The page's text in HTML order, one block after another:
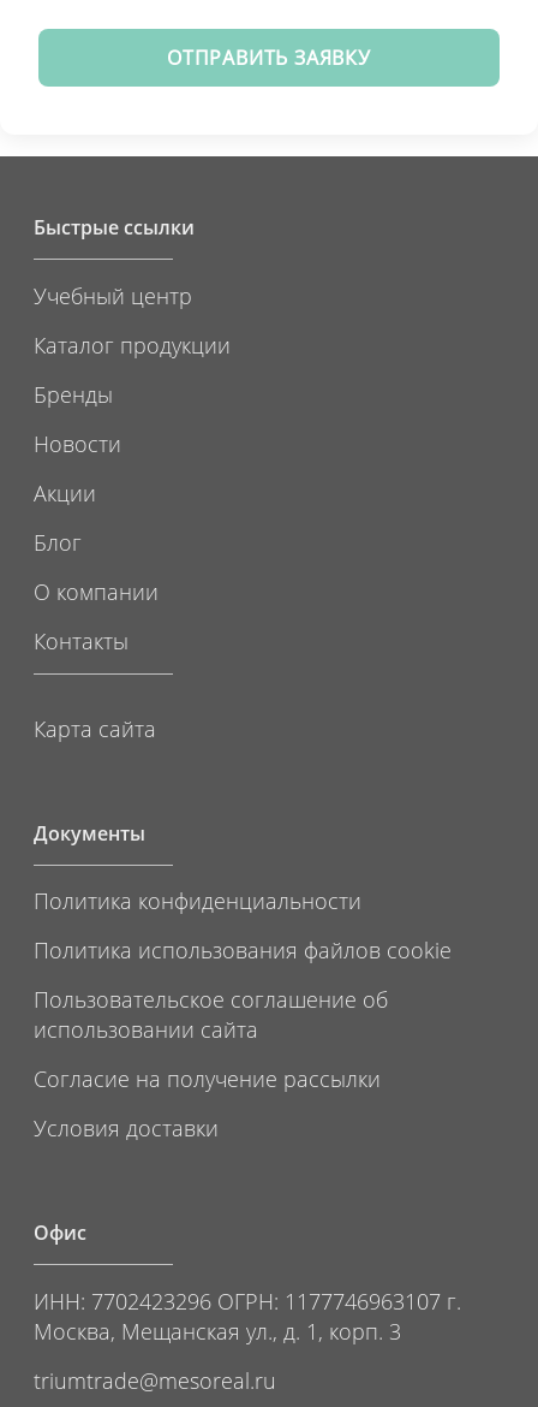
ОТПРАВИТЬ ЗАЯВКУ
Быстрые ссылки
Учебный центр
Каталог продукции
Бренды
Новости
Акции
Блог
О компании
Контакты
Карта сайта
Документы
Политика конфиденциальности
Политика использования файлов cookie
Пользовательское соглашение об
использовании сайта
Согласие на получение рассылки
Условия доставки
Офис
ИНН: 7702423296 ОГРН: 1177746963107 г.
Москва, Мещанская ул., д. 1, корп. 3
triumtrade@mesoreal.ru